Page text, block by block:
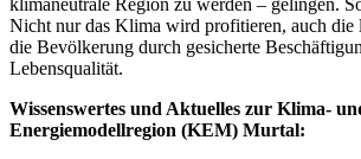
klimaneutrale Region zu werden – gelingen.
Nicht nur das Klima wird profitieren, auch die
die Bevölkerung durch gesicherte
Lebensqualität.
Wissenswertes und Aktuelles zur Klima-
Energiemodellregion (KEM) Murtal: